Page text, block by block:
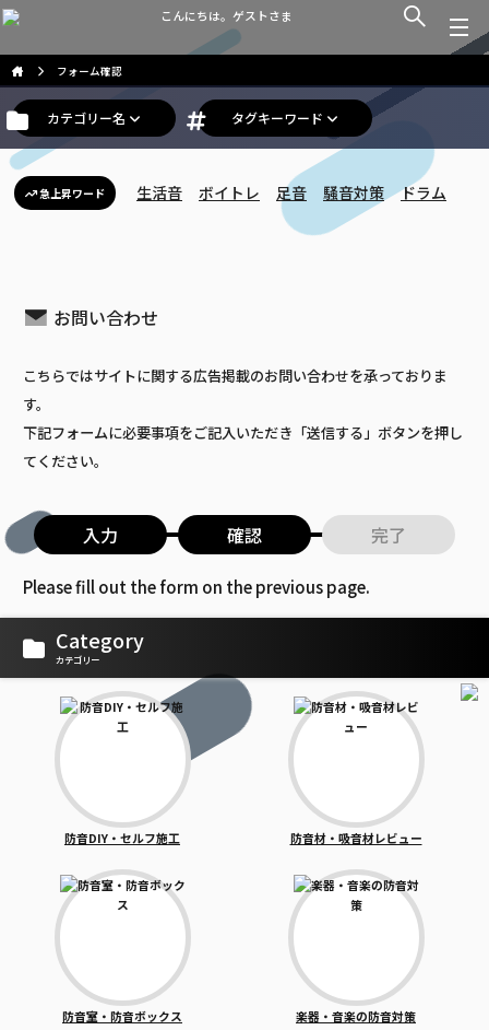
こんにちは。ゲストさま
フォーム確認
カテゴリー名 タグキーワード
急上昇ワード 生活音 ボイトレ 足音 騒音対策 ドラム
お問い合わせ
こちらではサイトに関する広告掲載のお問い合わせを承っておりま
す。
下記フォームに必要事項をご記入いただき「送信する」ボタンを押し
てください。
入力 確認 完了
Please fill out the form on the previous page.
Category
カテゴリー
防音DIY・セルフ施工 防音材・吸音材レビュー
防音室・防音ボックス 楽器・音楽の防音対策